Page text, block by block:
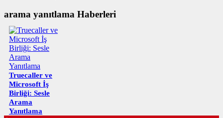
arama yanıtlama Haberleri
Truecaller ve
Microsoft İş
Birliği: Sesle
Arama
Yanıtlama